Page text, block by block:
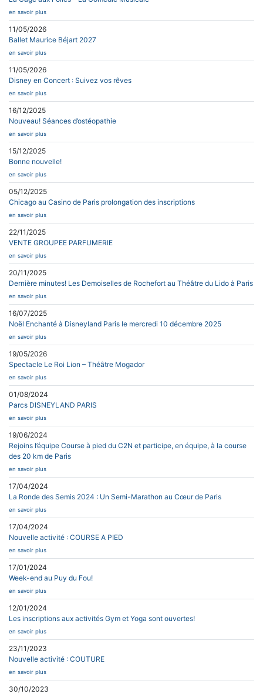
en savoir plus
11/05/2026
Ballet Maurice Béjart 2027
en savoir plus
11/05/2026
Disney en Concert : Suivez vos rêves
en savoir plus
16/12/2025
Nouveau! Séances d’ostéopathie
en savoir plus
15/12/2025
Bonne nouvelle!
en savoir plus
05/12/2025
Chicago au Casino de Paris prolongation des inscriptions
en savoir plus
22/11/2025
VENTE GROUPEE PARFUMERIE
en savoir plus
20/11/2025
Dernière minutes! Les Demoiselles de Rochefort au Théâtre du Lido à Paris
en savoir plus
16/07/2025
Noël Enchanté à Disneyland Paris le mercredi 10 décembre 2025
en savoir plus
19/05/2026
Spectacle Le Roi Lion – Théâtre Mogador
en savoir plus
01/08/2024
Parcs DISNEYLAND PARIS
en savoir plus
19/06/2024
Rejoins l’équipe Course à pied du C2N et participe, en équipe, à la course
des 20 km de Paris
en savoir plus
17/04/2024
La Ronde des Semis 2024 : Un Semi-Marathon au Cœur de Paris
en savoir plus
17/04/2024
Nouvelle activité : COURSE A PIED
en savoir plus
17/01/2024
Week-end au Puy du Fou!
en savoir plus
12/01/2024
Les inscriptions aux activités Gym et Yoga sont ouvertes!
en savoir plus
23/11/2023
Nouvelle activité : COUTURE
en savoir plus
30/10/2023